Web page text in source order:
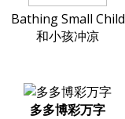
Bathing Small Child
和小孩冲凉
多多博彩万字